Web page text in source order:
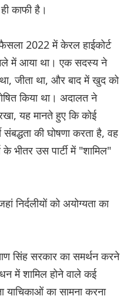
काफी है।
2022 में केरल हाईकोर्ट
में आया था। एक सदस्य ने
जीता था, और बाद में खुद को
किया था। अदालत ने
यह मानते हुए कि कोई
की घोषणा करता है, वह
भीतर उस पार्टी में "शामिल"
निर्दलीयों को अयोग्यता का
सिंह सरकार का समर्थन करने
में शामिल होने वाले कई
याचिकाओं का सामना करना